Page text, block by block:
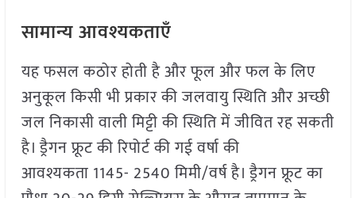
सामान्य आवश्यकताएँ
यह फसल कठोर होती है और फूल और फल के लिए
अनुकूल किसी भी प्रकार की जलवायु स्थिति और अच्छी
जल निकासी वाली मिट्टी की स्थिति में जीवित रह सकती
है। ड्रैगन फ्रूट की रिपोर्ट की गई वर्षा की
आवश्यकता 1145- 2540 मिमी/वर्ष है। ड्रैगन फ्रूट का